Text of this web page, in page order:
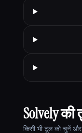
Solvely
किसी भी टूल को चुनें और